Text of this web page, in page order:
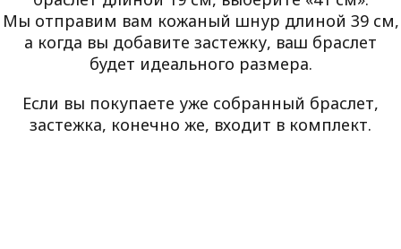
Мы отправим вам кожаный шнур длиной 39 см,
а когда вы добавите застежку, ваш браслет
будет идеального размера.
Если вы покупаете уже собранный браслет,
застежка, конечно же, входит в комплект.